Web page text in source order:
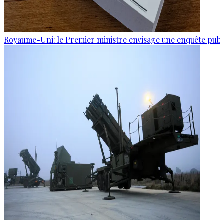
Royaume-Uni: le Premier ministre envisage une enquête